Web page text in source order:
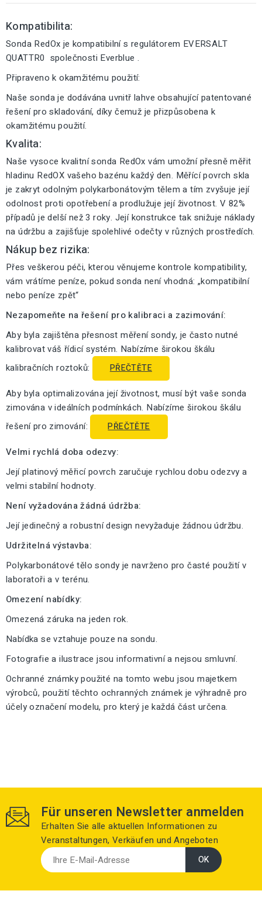
Kompatibilita:
Sonda RedOx je kompatibilní s regulátorem EVERSALT
QUATTR0 společnosti Everblue .
Připraveno k okamžitému použití:
Naše sonda je dodávána uvnitř lahve obsahující patentované
řešení pro skladování, díky čemuž je přizpůsobena k
okamžitému použití.
Kvalita:
Naše vysoce kvalitní sonda RedOx vám umožní přesně měřit
hladinu RedOX vašeho bazénu každý den. Měřící povrch skla
je zakryt odolným polykarbonátovým tělem a tím zvyšuje její
odolnost proti opotřebení a prodlužuje její životnost. V 82%
případů je delší než 3 roky. Její konstrukce tak snižuje náklady
na údržbu a zajišťuje spolehlivé odečty v různých prostředích.
Nákup bez rizika:
Přes veškerou péči, kterou věnujeme kontrole kompatibility,
vám vrátíme peníze, pokud sonda není vhodná: „kompatibilní
nebo peníze zpět“
Nezapomeňte na řešení pro kalibraci a zazimování:
Aby byla zajištěna přesnost měření sondy, je často nutné
kalibrovat váš řídicí systém. Nabízíme širokou škálu
kalibračních roztoků:
PŘEČTĚTE
Aby byla optimalizována její životnost, musí být vaše sonda
zimována v ideálních podmínkách. Nabízíme širokou škálu
řešení pro zimování:
PŘEČTĚTE
Velmi rychlá doba odezvy:
Její platinový měřicí povrch zaručuje rychlou dobu odezvy a
velmi stabilní hodnoty.
Není vyžadována žádná údržba:
Její jedinečný a robustní design nevyžaduje žádnou údržbu.
Udržitelná výstavba:
Polykarbonátové tělo sondy je navrženo pro časté použití v
laboratoři a v terénu.
Omezení nabídky:
Omezená záruka na jeden rok.
Nabídka se vztahuje pouze na sondu.
Fotografie a ilustrace jsou informativní a nejsou smluvní.
Ochranné známky použité na tomto webu jsou majetkem
výrobců, použití těchto ochranných známek je výhradně pro
účely označení modelu, pro který je každá část určena.
Für unseren Newsletter anmelden
Erhalten Sie alle aktuellen Informationen zu
Veranstaltungen, Verkäufen und Angeboten